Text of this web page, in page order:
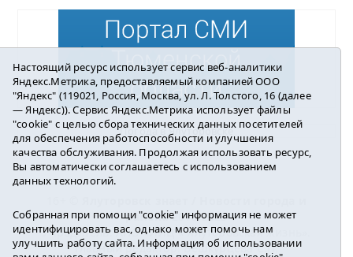
Погода в Ялуторовске
района2016-2023
Учредитель: АНО «ИИЦ « Ялуторовская жизнь».
Главный редактор: Вешкурцева С.П.
Настоящий ресурс использует сервис веб-аналитики
Яндекс.Метрика, предоставляемый компанией ООО
"Яндекс" (119021, Россия, Москва, ул. Л. Толстого, 16 (далее
— Яндекс)). Сервис Яндекс.Метрика использует файлы
"cookie" с целью сбора технических данных посетителей
для обеспечения работоспособности и улучшения
качества обслуживания. Продолжая использовать ресурс,
Вы автоматически соглашаетесь с использованием
данных технологий.
Собранная при помощи "cookie" информация не может
идентифицировать вас, однако может помочь нам
улучшить работу сайта. Информация об использовании